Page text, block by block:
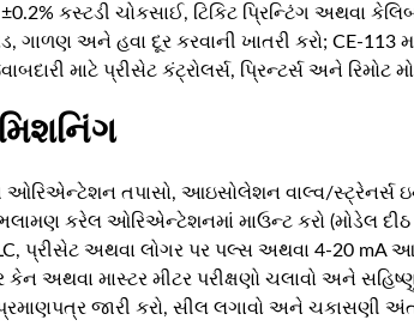
કસ્ટડી ચોકસાઈ, ટિકિટ પ્રિન્ટિંગ અથવા
ગાળણ અને હવા દૂર કરવાની ખાતરી કરો; CE-113
માટે પ્રીસેટ કંટ્રોલર્સ, પ્રિન્ટર્સ અને રિમોટ
ઓરિએન્ટેશન તપાસો, આઇસોલેશન વાલ્વ/સ્ટ્રેનર્સ
કરેલ ઓરિએન્ટેશનમાં માઉન્ટ કરો (મોડેલ
પ્રીસેટ અથવા લોગર પર પલ્સ અથવા 4-20 mA
કેન અથવા માસ્ટર મીટર પરીક્ષણો ચલાવો અને
જારી કરો, સીલ લગાવો અને ચકાસણી